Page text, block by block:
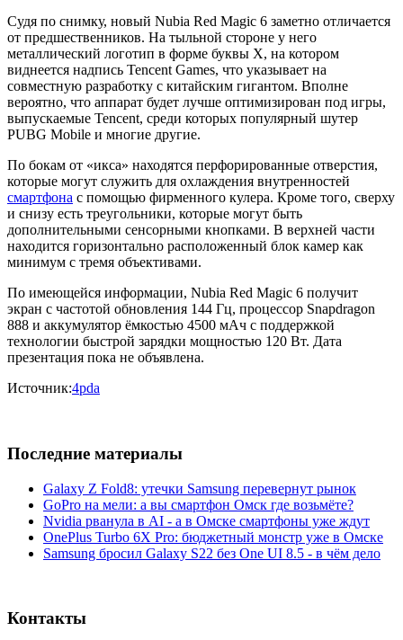
Судя по снимку, новый Nubia Red Magic 6 заметно отличается
от предшественников. На тыльной стороне у него
металлический логотип в форме буквы X, на котором
виднеется надпись Tencent Games, что указывает на
совместную разработку с китайским гигантом. Вполне
вероятно, что аппарат будет лучше оптимизирован под игры,
выпускаемые Tencent, среди которых популярный шутер
PUBG Mobile и многие другие.
По бокам от «икса» находятся перфорированные отверстия,
которые могут служить для охлаждения внутренностей
смартфона с помощью фирменного кулера. Кроме того, сверху
и снизу есть треугольники, которые могут быть
дополнительными сенсорными кнопками. В верхней части
находится горизонтально расположенный блок камер как
минимум с тремя объективами.
По имеющейся информации, Nubia Red Magic 6 получит
экран с частотой обновления 144 Гц, процессор Snapdragon
888 и аккумулятор ёмкостью 4500 мАч с поддержкой
технологии быстрой зарядки мощностью 120 Вт. Дата
презентация пока не объявлена.
Источник:4pda
Последние материалы
Galaxy Z Fold8: утечки Samsung перевернут рынок
GoPro на мели: а вы смартфон Омск где возьмёте?
Nvidia рванула в AI - а в Омске смартфоны уже ждут
OnePlus Turbo 6X Pro: бюджетный монстр уже в Омске
Samsung бросил Galaxy S22 без One UI 8.5 - в чём дело
Контакты